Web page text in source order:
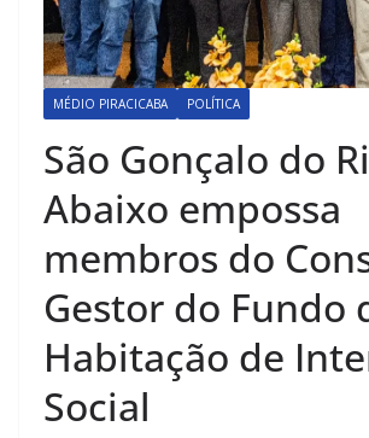
MÉDIO PIRACICABA POLÍTICA
São Gonçalo do
Abaixo empossa
membros do
Gestor do Fundo
Habitação de
Social